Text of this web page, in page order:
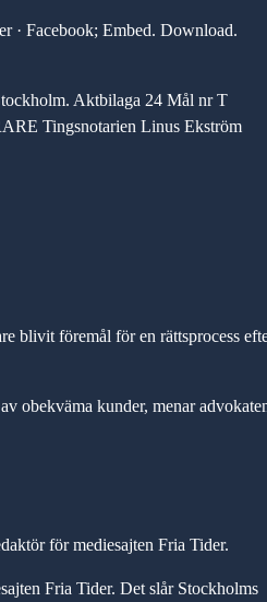
· Facebook; Embed. Download.
Aktbilaga 24 Mål nr T
Tingsnotarien Linus Ekström
blivit föremål för en rättsprocess
obekväma kunder, menar
för mediesajten Fria Tider.
Fria Tider. Det slår Stockholms